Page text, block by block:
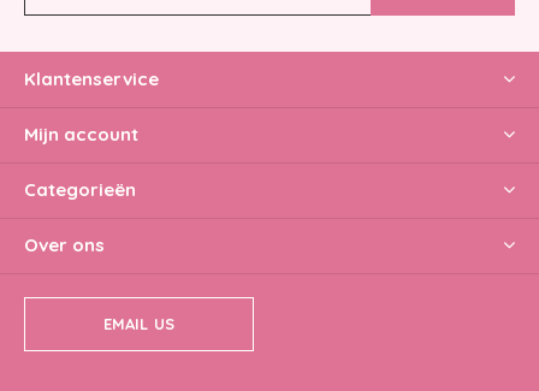
Klantenservice
Mijn account
Categorieën
Over ons
EMAIL US